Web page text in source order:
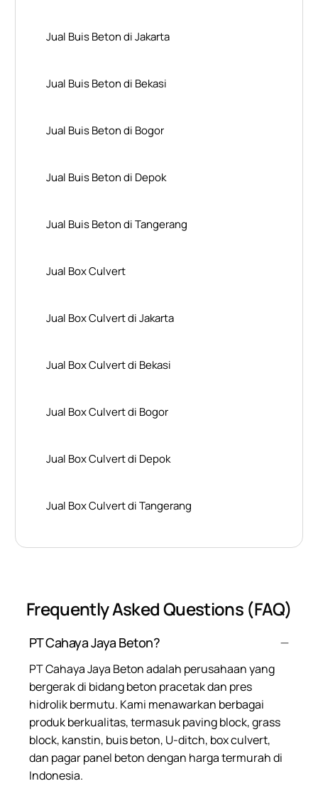
Jual Buis Beton di Jakarta
Jual Buis Beton di Bekasi
Jual Buis Beton di Bogor
Jual Buis Beton di Depok
Jual Buis Beton di Tangerang
Jual Box Culvert
Jual Box Culvert di Jakarta
Jual Box Culvert di Bekasi
Jual Box Culvert di Bogor
Jual Box Culvert di Depok
Jual Box Culvert di Tangerang
Frequently Asked Questions (FAQ)
PT Cahaya Jaya Beton?
PT Cahaya Jaya Beton adalah perusahaan yang
bergerak di bidang beton pracetak dan pres
hidrolik bermutu. Kami menawarkan berbagai
produk berkualitas, termasuk paving block, grass
block, kanstin, buis beton, U-ditch, box culvert,
dan pagar panel beton dengan harga termurah di
Indonesia.